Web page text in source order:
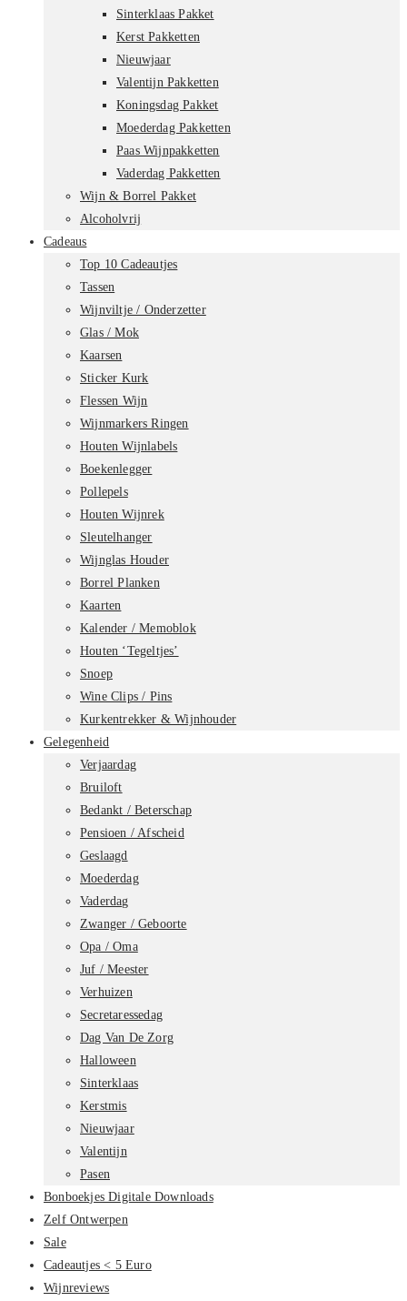
Sinterklaas Pakket
Kerst Pakketten
Nieuwjaar
Valentijn Pakketten
Koningsdag Pakket
Moederdag Pakketten
Paas Wijnpakketten
Vaderdag Pakketten
Wijn & Borrel Pakket
Alcoholvrij
Cadeaus
Top 10 Cadeautjes
Tassen
Wijnviltje / Onderzetter
Glas / Mok
Kaarsen
Sticker Kurk
Flessen Wijn
Wijnmarkers Ringen
Houten Wijnlabels
Boekenlegger
Pollepels
Houten Wijnrek
Sleutelhanger
Wijnglas Houder
Borrel Planken
Kaarten
Kalender / Memoblok
Houten ‘Tegeltjes’
Snoep
Wine Clips / Pins
Kurkentrekker & Wijnhouder
Gelegenheid
Verjaardag
Bruiloft
Bedankt / Beterschap
Pensioen / Afscheid
Geslaagd
Moederdag
Vaderdag
Zwanger / Geboorte
Opa / Oma
Juf / Meester
Verhuizen
Secretaressedag
Dag Van De Zorg
Halloween
Sinterklaas
Kerstmis
Nieuwjaar
Valentijn
Pasen
Bonboekjes Digitale Downloads
Zelf Ontwerpen
Sale
Cadeautjes < 5 Euro
Wijnreviews